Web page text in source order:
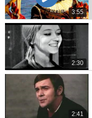
3:55
2:30
2:41